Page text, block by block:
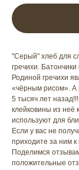
"Серый" хлеб для
гречихи.
Родиной гречихи
«чёрным рисом». А
5 тысяч лет
клейковины из неё
используют для
Если у вас не
приходите за ним к
Поделимся
положительные